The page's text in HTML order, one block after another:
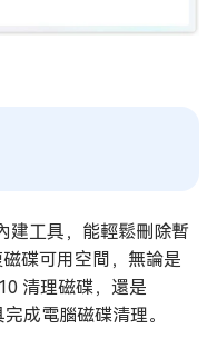
建工具，能輕鬆刪除暫
碟可用空間，無論是
清理磁碟，還是
完成電腦磁碟清理。